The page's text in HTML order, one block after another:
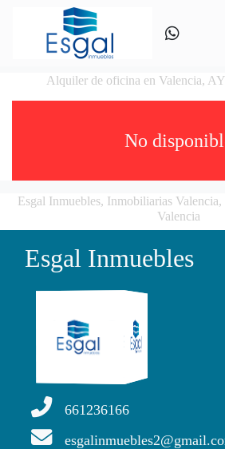
Alquiler de oficina en Valencia,
No
Esgal Inmuebles, Inmobiliarias Valencia,
Valencia
Esgal Inmuebles
661236166